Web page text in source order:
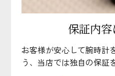
保証内
お客様が安心して腕時計
う、当店では独自の保証